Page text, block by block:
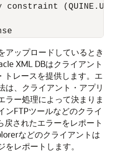
constraint
アップロードしているとき
XML DBはクライアント
トレースを提供します。エ
は、クライアント・アプリ
ラー処理によって決まりま
ンFTPツールなどのクライ
戻されたエラーをレポート
などのクライアントは
レポートします。